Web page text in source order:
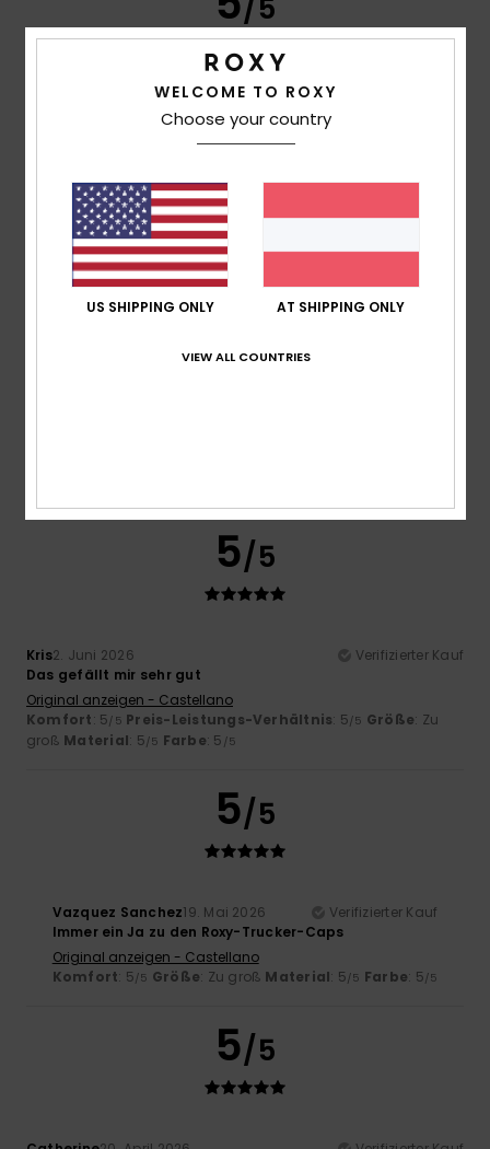
/5
Perfekte GrößeMaterial: 5/5 Farbe
Ich empfehle dieses Produkt
4 /5
5/5
Kris2. Juni 2026
Verifizierter Kauf
Das gefällt mir sehr gut
Original anzeigen - Castellano
Komfort: 5/5 Preis-Leistungs-Verhältnis: 5/5 Größe: Zu
groß Material: 5/5 Farbe: 5 /5
5/5
Vazquez Sanchez19. Mai 2026
Verifizierter Kauf
Immer ein Ja zu den Roxy-Trucker-Caps
Original anzeigen - Castellano
Komfort: 5/5 Größe: Zu groß Material: 5/5 Farbe: 5/5
5/5
WELCOME TO ROXY
Choose your country
US SHIPPING ONLY AT SHIPPING ONLY
VIEW ALL COUNTRIES